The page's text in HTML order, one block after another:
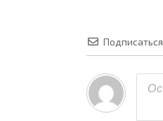
Подписаться